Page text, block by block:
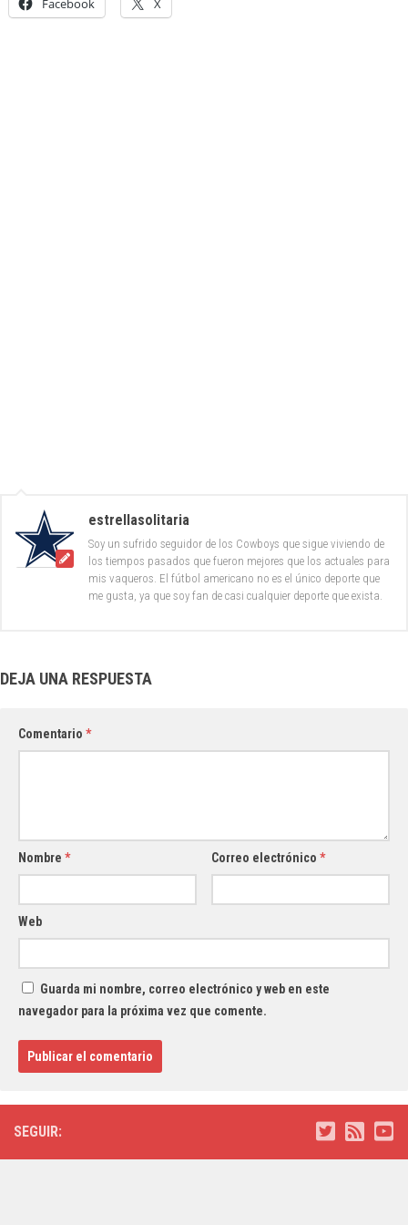
Facebook X
estrellasolitaria
Soy un sufrido seguidor de los Cowboys que sigue viviendo de
los tiempos pasados que fueron mejores que los actuales para
mis vaqueros. El fútbol americano no es el único deporte que
me gusta, ya que soy fan de casi cualquier deporte que exista.
DEJA UNA RESPUESTA
Comentario *
Nombre * Correo electrónico*
Web
Guarda mi nombre, correo electrónico y web en este
navegador para la próxima vez que comente.
SEGUIR: